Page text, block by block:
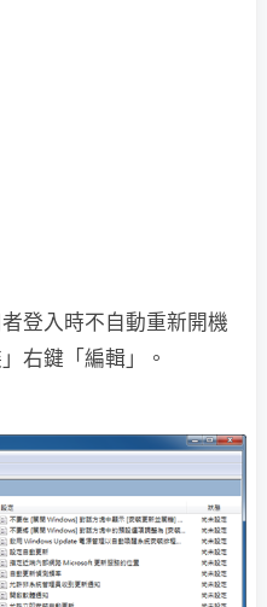
登入時不自動重新開機
右鍵「編輯」。